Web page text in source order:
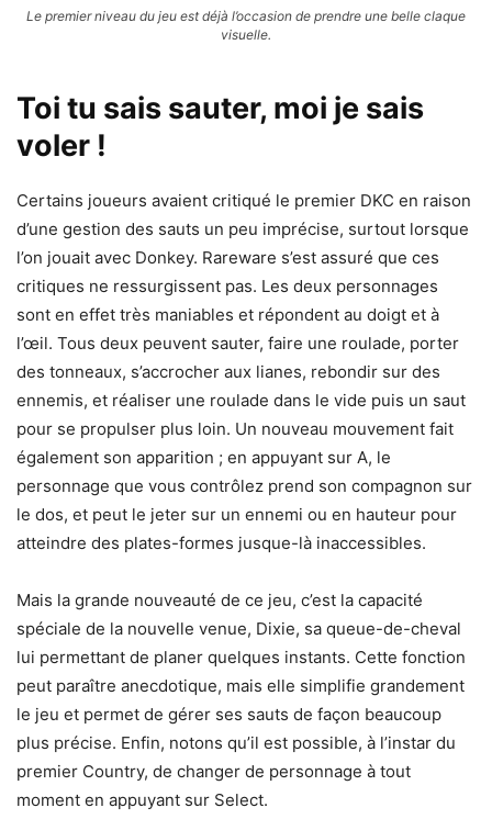
Le premier niveau du jeu est déjà l’occasion de prendre une belle claque
visuelle.
Toi tu sais sauter, moi je sais
voler !
Certains joueurs avaient critiqué le premier DKC en raison
d’une gestion des sauts un peu imprécise, surtout lorsque
l’on jouait avec Donkey. Rareware s’est assuré que ces
critiques ne ressurgissent pas. Les deux personnages
sont en effet très maniables et répondent au doigt et à
l’œil. Tous deux peuvent sauter, faire une roulade, porter
des tonneaux, s’accrocher aux lianes, rebondir sur des
ennemis, et réaliser une roulade dans le vide puis un saut
pour se propulser plus loin. Un nouveau mouvement fait
également son apparition ; en appuyant sur A, le
personnage que vous contrôlez prend son compagnon sur
le dos, et peut le jeter sur un ennemi ou en hauteur pour
atteindre des plates-formes jusque-là inaccessibles.
Mais la grande nouveauté de ce jeu, c’est la capacité
spéciale de la nouvelle venue, Dixie, sa queue-de-cheval
lui permettant de planer quelques instants. Cette fonction
peut paraître anecdotique, mais elle simplifie grandement
le jeu et permet de gérer ses sauts de façon beaucoup
plus précise. Enfin, notons qu’il est possible, à l’instar du
premier Country, de changer de personnage à tout
moment en appuyant sur Select.